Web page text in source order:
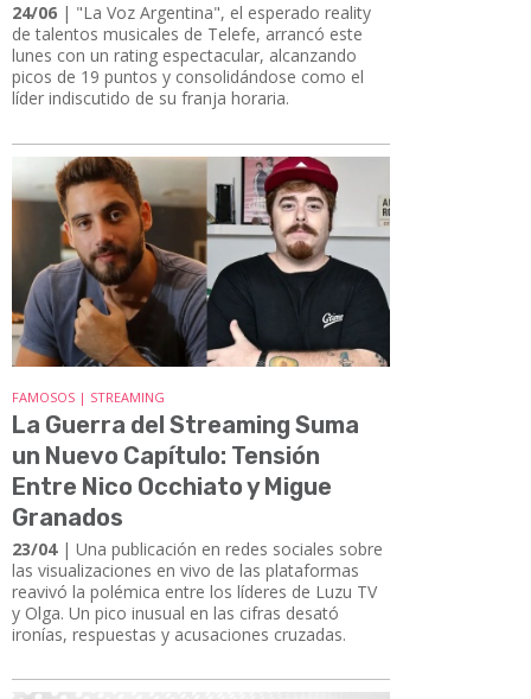
24/06 | ​​​​​​​"La Voz Argentina", el esperado reality
de talentos musicales de Telefe, arrancó este
lunes con un rating espectacular, alcanzando
picos de 19 puntos y consolidándose como el
líder indiscutido de su franja horaria.
FAMOSOS | STREAMING
La Guerra del Streaming Suma
un Nuevo Capítulo: Tensión
Entre Nico Occhiato y Migue
Granados
23/04| Una publicación en redes sociales sobre
las visualizaciones en vivo de las plataformas
reavivó la polémica entre los líderes de Luzu TV
y Olga. Un pico inusual en las cifras desató
ironías, respuestas y acusaciones cruzadas.